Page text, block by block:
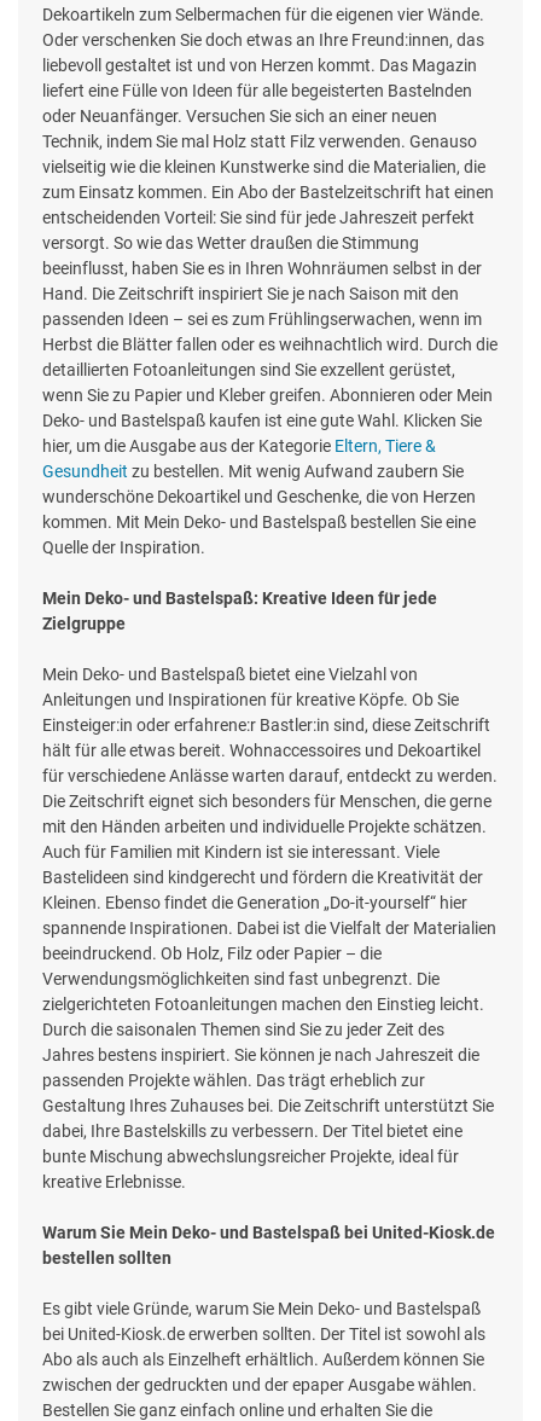
Dekoartikeln zum Selbermachen für die eigenen vier Wände.
Oder verschenken Sie doch etwas an Ihre Freund:innen, das
liebevoll gestaltet ist und von Herzen kommt. Das Magazin
liefert eine Fülle von Ideen für alle begeisterten Bastelnden
oder Neuanfänger. Versuchen Sie sich an einer neuen
Technik, indem Sie mal Holz statt Filz verwenden. Genauso
vielseitig wie die kleinen Kunstwerke sind die Materialien, die
zum Einsatz kommen. Ein Abo der Bastelzeitschrift hat einen
entscheidenden Vorteil: Sie sind für jede Jahreszeit perfekt
versorgt. So wie das Wetter draußen die Stimmung
beeinflusst, haben Sie es in Ihren Wohnräumen selbst in der
Hand. Die Zeitschrift inspiriert Sie je nach Saison mit den
passenden Ideen – sei es zum Frühlingserwachen, wenn im
Herbst die Blätter fallen oder es weihnachtlich wird. Durch die
detaillierten Fotoanleitungen sind Sie exzellent gerüstet,
wenn Sie zu Papier und Kleber greifen. Abonnieren oder Mein
Deko- und Bastelspaß kaufen ist eine gute Wahl. Klicken Sie
hier, um die Ausgabe aus der Kategorie Eltern, Tiere &
Gesundheit zu bestellen. Mit wenig Aufwand zaubern Sie
wunderschöne Dekoartikel und Geschenke, die von Herzen
kommen. Mit Mein Deko- und Bastelspaß bestellen Sie eine
Quelle der Inspiration.
Mein Deko- und Bastelspaß: Kreative Ideen für jede
Zielgruppe
Mein Deko- und Bastelspaß bietet eine Vielzahl von
Anleitungen und Inspirationen für kreative Köpfe. Ob Sie
Einsteiger:in oder erfahrene:r Bastler:in sind, diese Zeitschrift
hält für alle etwas bereit. Wohnaccessoires und Dekoartikel
für verschiedene Anlässe warten darauf, entdeckt zu werden.
Die Zeitschrift eignet sich besonders für Menschen, die gerne
mit den Händen arbeiten und individuelle Projekte schätzen.
Auch für Familien mit Kindern ist sie interessant. Viele
Bastelideen sind kindgerecht und fördern die Kreativität der
Kleinen. Ebenso findet die Generation „Do-it-yourself“ hier
spannende Inspirationen. Dabei ist die Vielfalt der Materialien
beeindruckend. Ob Holz, Filz oder Papier – die
Verwendungsmöglichkeiten sind fast unbegrenzt. Die
zielgerichteten Fotoanleitungen machen den Einstieg leicht.
Durch die saisonalen Themen sind Sie zu jeder Zeit des
Jahres bestens inspiriert. Sie können je nach Jahreszeit die
passenden Projekte wählen. Das trägt erheblich zur
Gestaltung Ihres Zuhauses bei. Die Zeitschrift unterstützt Sie
dabei, Ihre Bastelskills zu verbessern. Der Titel bietet eine
bunte Mischung abwechslungsreicher Projekte, ideal für
kreative Erlebnisse.
Warum Sie Mein Deko- und Bastelspaß bei United-Kiosk.de
bestellen sollten
Es gibt viele Gründe, warum Sie Mein Deko- und Bastelspaß
bei United-Kiosk.de erwerben sollten. Der Titel ist sowohl als
Abo als auch als Einzelheft erhältlich. Außerdem können Sie
zwischen der gedruckten und der epaper Ausgabe wählen.
Bestellen Sie ganz einfach online und erhalten Sie die